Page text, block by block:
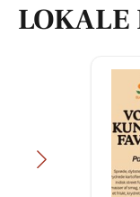
LOKALE